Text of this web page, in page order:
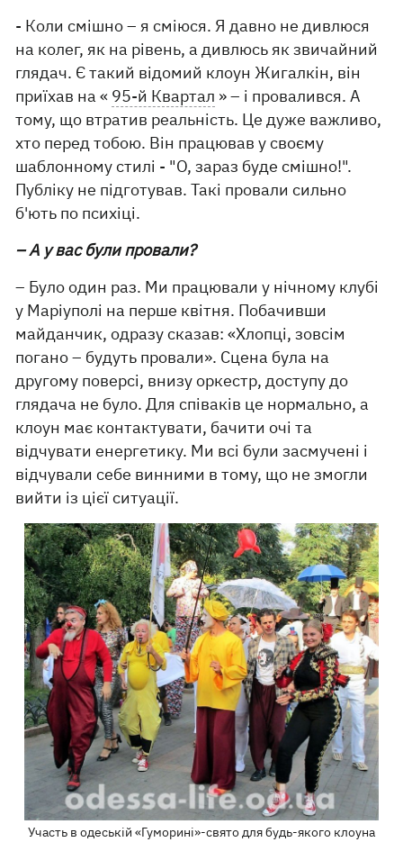
- Коли смішно – я сміюся. Я давно не дивлюся
на колег, як на рівень, а дивлюсь як звичайний
глядач. Є такий відомий клоун Жигалкін, він
приїхав на « 95-й Квартал » – і провалився. А
тому, що втратив реальність. Це дуже важливо,
хто перед тобою. Він працював у своєму
шаблонному стилі - "О, зараз буде смішно!".
Публіку не підготував. Такі провали сильно
б'ють по психіці.
– А у вас були провали?
– Було один раз. Ми працювали у нічному клубі
у Маріуполі на перше квітня. Побачивши
майданчик, одразу сказав: «Хлопці, зовсім
погано – будуть провали». Сцена була на
другому поверсі, внизу оркестр, доступу до
глядача не було. Для співаків це нормально, а
клоун має контактувати, бачити очі та
відчувати енергетику. Ми всі були засмучені і
відчували себе винними в тому, що не змогли
вийти із цієї ситуації.
Участь в одеській «Гуморині»-свято для будь-якого клоуна